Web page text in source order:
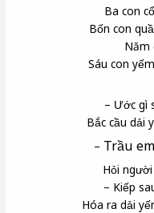
Ba con
Bốn con
Năm
Sáu con
– Ước gì
Bắc cầu dải
– Trầu
Hỏi
– Kiếp
Hóa ra dải